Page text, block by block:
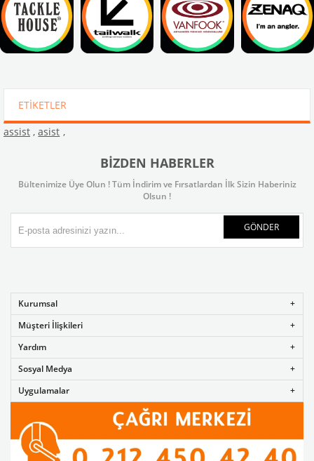
ETIKETLER
assist , asist ,
BIZDEN HABERLER
Bültenimize Üye Olun ! Tüm İndirim ve Fırsatlardan İlk Sizin Haberiniz
Olsun !
GÖNDER
Kurumsal
Müşteri İlişkileri
Yardım
Sosyal Medya
Uygulamalar